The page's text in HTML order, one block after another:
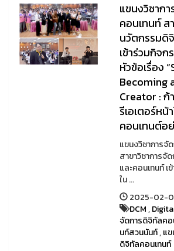
แขนงวิชาก
คอนเทนท์ ส
นวัตกรรมดิ
เข้าร่วมกิจก
หัวข้อเรื่อง
Becoming
Creator : ก้
รีเอเตอร์หน้
คอนเทนต์อ
แขนงวิชาการจั
สาขาวิชาการจั
และคอนเทนท์ เ
ใน ...
2025-02-
DCM,
จัดการดิจิทัลคอ
นท์สวนนันท์,แ
ดิจิทัลคอนเทนท์